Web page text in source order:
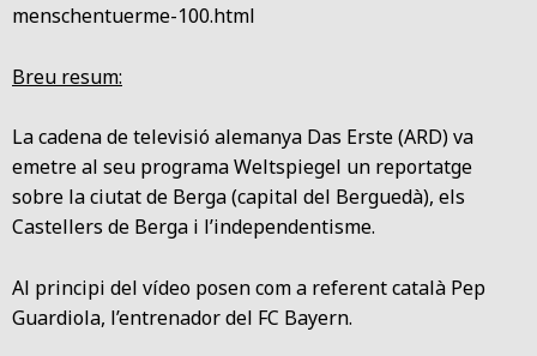
menschentuerme-100.html
Breu resum:
La cadena de televisió alemanya Das Erste (ARD) va
emetre al seu programa Weltspiegel un reportatge
sobre la ciutat de Berga (capital del Berguedà), els
Castellers de Berga i l’independentisme.
Al principi del vídeo posen com a referent català Pep
Guardiola, l’entrenador del FC Bayern.